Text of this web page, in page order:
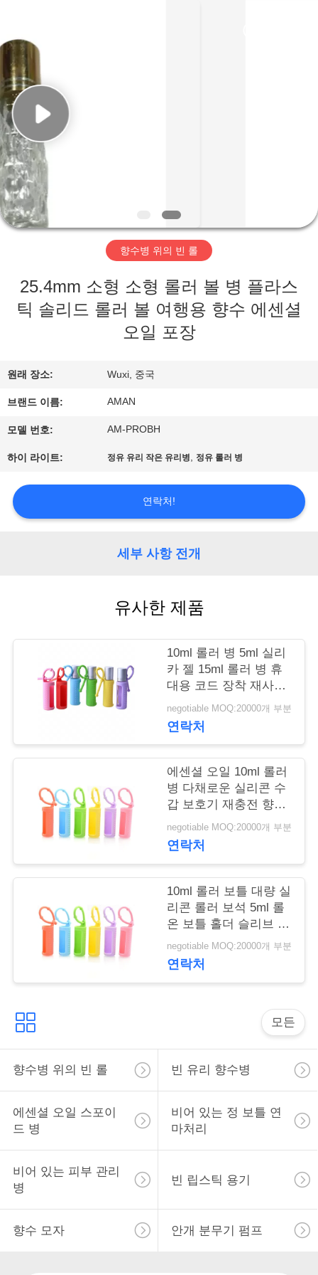
집
제
품
비
디
VR
우
리
에
관
한
견
질
희
소
식
사
건
견
적
을
Ltd.
All
Rights
Reserved.
Developed
by
ECER
향수병 위의 빈 롤
25.4mm 소형 소형 롤러 볼 병 플라스
틱 솔리드 롤러 볼 여행용 향수 에센셜
오일 포장
원래 장소: Wuxi, 중국
브랜드 이름: AMAN
모델 번호: AM-PROBH
하이 라이트: 정유 유리 작은 유리병, 정유 롤러 병
연락처!
세부 사항 전개
유사한 제품
10ml 롤러 병 5ml 실리
카 젤 15ml 롤러 병 휴
대용 코드 장착 재사용
롤러 병 병 보호 실리콘
덮개
negotiable MOQ:20000개 부분
연락처
에센셜 오일 10ml 롤러
병 다채로운 실리콘 수
갑 보호기 재충전 향수
롤러 실리콘 케이스
negotiable MOQ:20000개 부분
연락처
10ml 롤러 보틀 대량 실
리콘 롤러 보석 5ml 롤
온 보틀 홀더 슬리브 에
센셜 오일 휴대 케이스
여행 보호 커버
negotiable MOQ:20000개 부분
연락처
모든
향수병 위의 빈 롤 빈 유리 향수병
에센셜 오일 스포이
드 병
비어 있는 정 보틀 연
마처리
비어 있는 피부 관리
병
빈 립스틱 용기
향수 모자 안개 분무기 펌프